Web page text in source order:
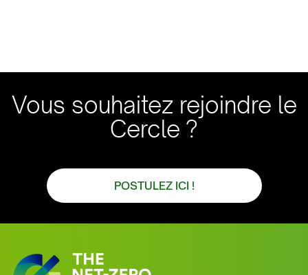
Vous souhaitez rejoindre le
Cercle ?
POSTULEZ ICI !